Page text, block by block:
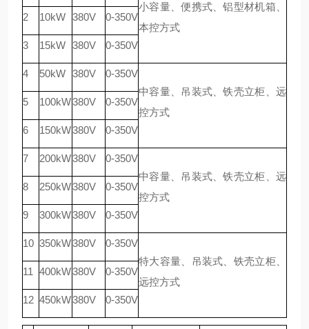
小容量、便携式、铝型材机箱、
本控方式
2 10kW 380V 0-350V
3 15kW 380V 0-350V
4 50kW 380V
0-350V
中容量、吊装式、铁壳立柜、远
控方式
5 100kW380V 0-350V
6 150kW380V 0-350V
7 200kW380V
0-350V
中容量、吊装式、铁壳立柜、远
控方式
8 250kW380V 0-350V
9 300kW380V 0-350V
10 350kW380V
0-350V
特大容量、吊装式、铁壳立柜、
远控方式
11 400kW380V 0-350V
12 450kW380V 0-350V